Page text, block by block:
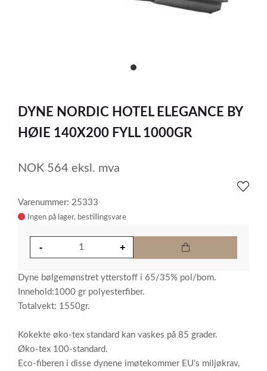
item
of
1
DYNE NORDIC HOTEL ELEGANCE BY
HØIE 140X200 FYLL 1000GR
NOK 564 eksl. mva
Varenummer: 25333
Ingen på lager
Dyne bølgemønstret ytterstoff i 65/35% pol/bom.
Innehold:1000 gr polyesterfiber.
Totalvekt: 1550gr.
Kokekte øko-tex standard kan vaskes på 85 grader.
Øko-tex 100-standard.
Eco-fiberen i disse dynene imøtekommer EU’s miljøkrav,